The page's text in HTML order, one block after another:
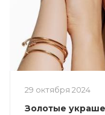
29 октября 2024
Золотые